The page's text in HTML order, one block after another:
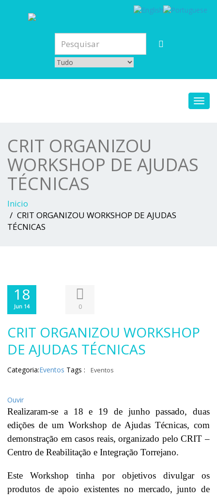
CRIT ORGANIZOU
WORKSHOP DE AJUDAS
TÉCNICAS
Inicio
CRIT ORGANIZOU WORKSHOP DE AJUDAS
TÉCNICAS
18
Jun 14 0
CRIT ORGANIZOU WORKSHOP
DE AJUDAS TÉCNICAS
Categoria:Eventos Tags : Eventos
Ouvir
Realizaram-se a 18 e 19 de junho passado, duas
edições de um Workshop de Ajudas Técnicas, com
demonstração em casos reais, organizado pelo CRIT –
Centro de Reabilitação e Integração Torrejano.
Este Workshop tinha por objetivos divulgar os
produtos de apoio existentes no mercado, junto de